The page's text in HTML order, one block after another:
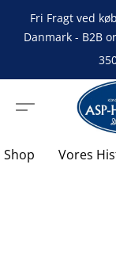
Fri Fragt ved
Danmark - B2B
Shop Vores